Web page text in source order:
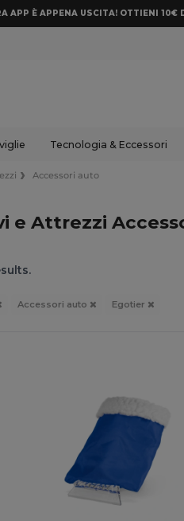
APP È APPENA USCITA! OTTIENI 10€
Tecnologia & Eccessori
Accessori auto
e Attrezzi
Accessori auto Egotier